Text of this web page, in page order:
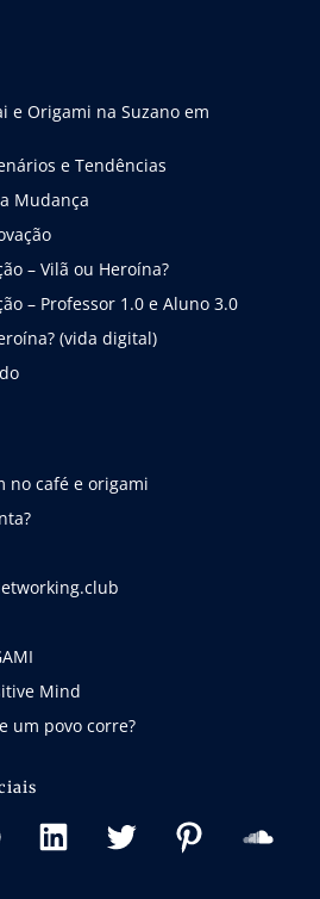
e Origami na Suzano em
e Tendências
Mudança
– Vilã ou Heroína?
– Professor 1.0 e Aluno 3.0
(vida digital)
no café e origami
Mind
um povo corre?